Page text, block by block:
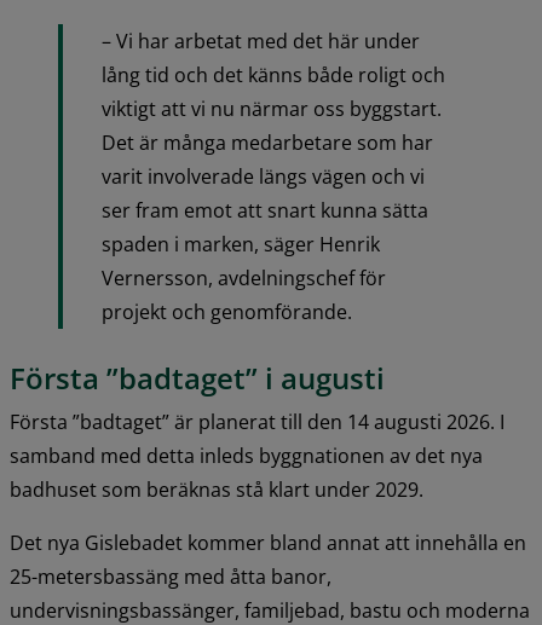
– Vi har arbetat med det här under
lång tid och det känns både roligt och
viktigt att vi nu närmar oss byggstart.
Det är många medarbetare som har
varit involverade längs vägen och vi
ser fram emot att snart kunna sätta
spaden i marken, säger Henrik
Vernersson, avdelningschef för
projekt och genomförande.
Första ”badtaget” i augusti
Första ”badtaget” är planerat till den 14 augusti 2026. I
samband med detta inleds byggnationen av det nya
badhuset som beräknas stå klart under 2029.
Det nya Gislebadet kommer bland annat att innehålla en
25-metersbassäng med åtta banor,
undervisningsbassänger, familjebad, bastu och moderna